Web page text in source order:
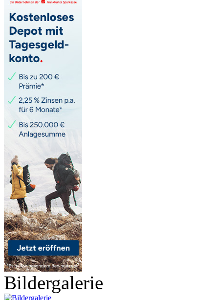
Bildergalerie